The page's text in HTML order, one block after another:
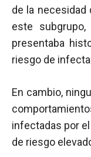
de la necesidad
este
presentaba
riesgo de
En cambio,
infectadas por
de riesgo